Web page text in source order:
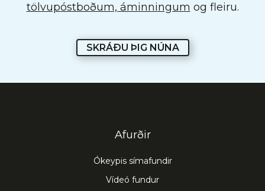
tölvupóstboðum, áminningum og fleiru.
SKRÁÐU ÞIG NÚNA
Afurðir
Ókeypis símafundir
Vídeó fundur